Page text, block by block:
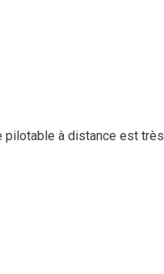
à distance est